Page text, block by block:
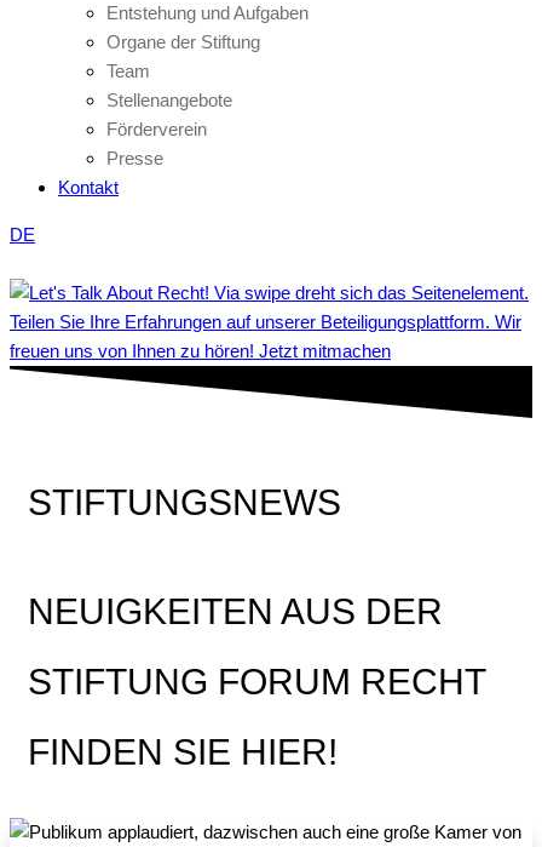
Entstehung und Aufgaben
Organe der Stiftung
Team
Stellenangebote
Förderverein
Presse
Kontakt
DE
Teilen Sie Ihre Erfahrungen auf unserer Beteiligungsplattform. Wir
freuen uns von Ihnen zu hören! Jetzt mitmachen
STIFTUNGSNEWS
NEUIGKEITEN AUS DER
STIFTUNG FORUM RECHT
FINDEN SIE HIER!